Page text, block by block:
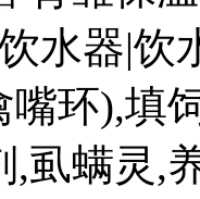
水器|饮
嘴环),填
,虱螨灵,